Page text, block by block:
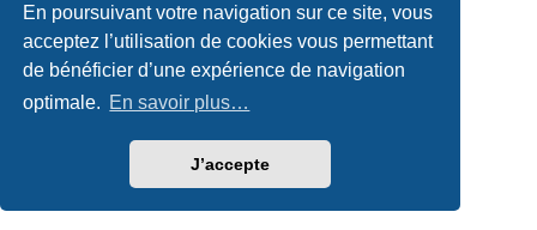
En poursuivant votre navigation sur ce site, vous
acceptez l’utilisation de cookies vous permettant
de bénéficier d’une expérience de navigation
optimale. En savoir plus…
J’accepte